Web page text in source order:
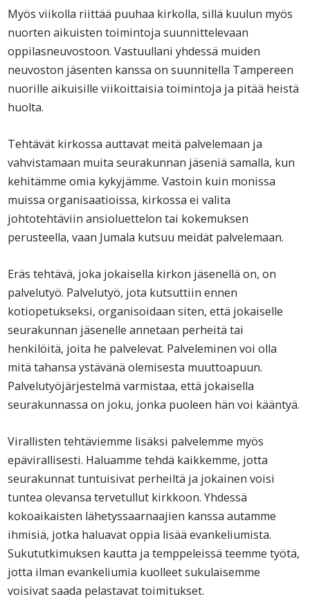
Myös viikolla riittää puuhaa kirkolla, sillä kuulun myös
nuorten aikuisten toimintoja suunnittelevaan
oppilasneuvostoon. Vastuullani yhdessä muiden
neuvoston jäsenten kanssa on suunnitella Tampereen
nuorille aikuisille viikoittaisia toimintoja ja pitää heistä
huolta.
Tehtävät kirkossa auttavat meitä palvelemaan ja
vahvistamaan muita seurakunnan jäseniä samalla, kun
kehitämme omia kykyjämme. Vastoin kuin monissa
muissa organisaatioissa, kirkossa ei valita
johtotehtäviin ansioluettelon tai kokemuksen
perusteella, vaan Jumala kutsuu meidät palvelemaan.
Eräs tehtävä, joka jokaisella kirkon jäsenellä on, on
palvelutyö. Palvelutyö, jota kutsuttiin ennen
kotiopetukseksi, organisoidaan siten, että jokaiselle
seurakunnan jäsenelle annetaan perheitä tai
henkilöitä, joita he palvelevat. Palveleminen voi olla
mitä tahansa ystävänä olemisesta muuttoapuun.
Palvelutyöjärjestelmä varmistaa, että jokaisella
seurakunnassa on joku, jonka puoleen hän voi kääntyä.
Virallisten tehtäviemme lisäksi palvelemme myös
epävirallisesti. Haluamme tehdä kaikkemme, jotta
seurakunnat tuntuisivat perheiltä ja jokainen voisi
tuntea olevansa tervetullut kirkkoon. Yhdessä
kokoaikaisten lähetyssaarnaajien kanssa autamme
ihmisiä, jotka haluavat oppia lisää evankeliumista.
Sukututkimuksen kautta ja temppeleissä teemme työtä,
jotta ilman evankeliumia kuolleet sukulaisemme
voisivat saada pelastavat toimitukset.